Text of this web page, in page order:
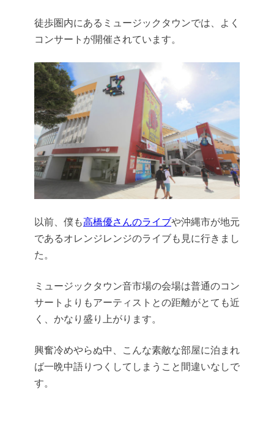
徒歩圏内にあるミュージックタウンでは、よく
コンサートが開催されています。
以前、僕も高橋優さんのライブや沖縄市が地元
であるオレンジレンジのライブも見に行きまし
た。
ミュージックタウン音市場の会場は普通のコン
サートよりもアーティストとの距離がとても近
く、かなり盛り上がります。
興奮冷めやらぬ中、こんな素敵な部屋に泊まれ
ば一晩中語りつくしてしまうこと間違いなしで
す。